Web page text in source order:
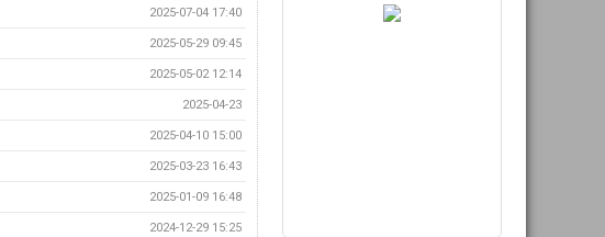
2025-07-04 17:40
2025-05-29 09:45
2025-05-02 12:14
2025-04-23
2025-04-10 15:00
2025-03-23 16:43
2025-01-09 16:48
2024-12-29 15:25